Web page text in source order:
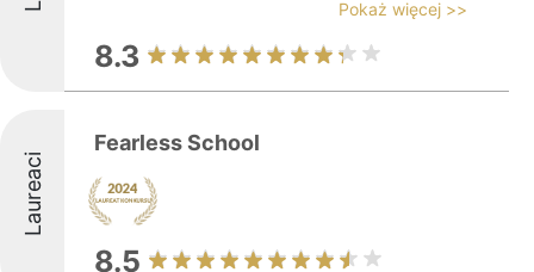
Pokaż więcej >>
8.3
Laureaci
Fearless School
8.5